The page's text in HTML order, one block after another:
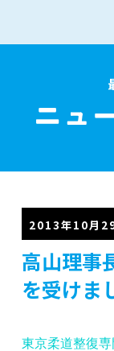
学校案内
学部紹介
実習施設
2013年10月
高山理事
を受けま
東京柔道整復